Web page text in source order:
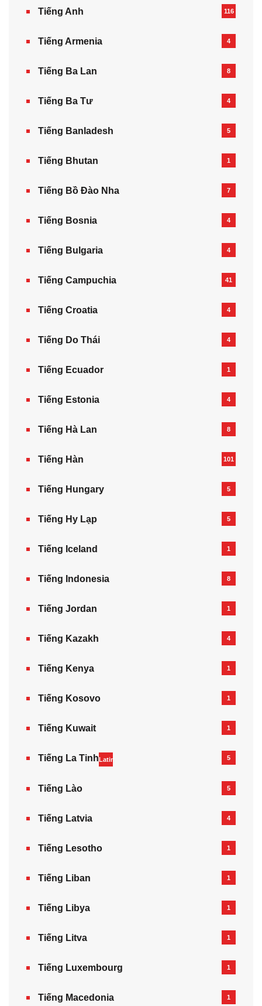
Tiếng Anh 116
Tiếng Armenia‎ 4
Tiếng Ba Lan 8
Tiếng Ba Tư 4
Tiếng Banladesh 5
Tiếng Bhutan 1
Tiếng Bồ Đào Nha 7
Tiếng Bosnia 4
Tiếng Bulgaria 4
Tiếng Campuchia 41
Tiếng Croatia 4
Tiếng Do Thái 4
Tiếng Ecuador 1
Tiếng Estonia 4
Tiếng Hà Lan 8
Tiếng Hàn 101
Tiếng Hungary 5
Tiếng Hy Lạp 5
Tiếng Iceland 1
Tiếng Indonesia 8
Tiếng Jordan 1
Tiếng Kazakh‎ 4
Tiếng Kenya 1
Tiếng Kosovo 1
Tiếng Kuwait 1
Tiếng La Tinh Latin 5
Tiếng Lào 5
Tiếng Latvia 4
Tiếng Lesotho 1
Tiếng Liban 1
Tiếng Libya 1
Tiếng Litva 1
Tiếng Luxembourg 1
Tiếng Macedonia 1